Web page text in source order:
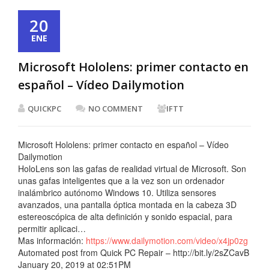
20
ENE
Microsoft Hololens: primer contacto en
español – Vídeo Dailymotion
QUICKPC NO COMMENT IFTT
Microsoft Hololens: primer contacto en español – Vídeo
Dailymotion
HoloLens son las gafas de realidad virtual de Microsoft. Son
unas gafas inteligentes que a la vez son un ordenador
inalámbrico autónomo Windows 10. Utiliza sensores
avanzados, una pantalla óptica montada en la cabeza 3D
estereoscópica de alta definición y sonido espacial, para
permitir aplicaci…
Mas información: https://www.dailymotion.com/video/x4jp0zg
Automated post from Quick PC Repair – http://bit.ly/2sZCavB
January 20, 2019 at 02:51PM